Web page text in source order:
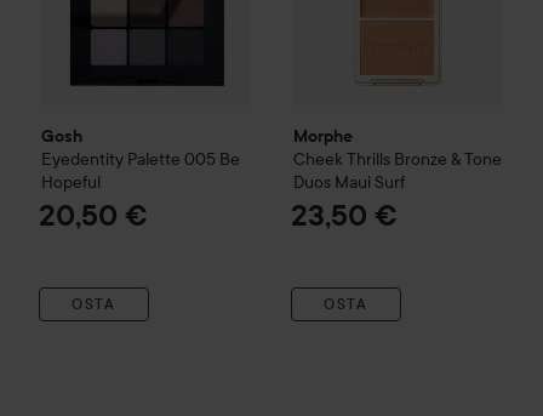
Gosh
Eyedentity Palette 005 Be
Hopeful
20,50 €
OSTA
Morphe
Cheek Thrills Bronze & Tone
Duos Maui Surf
23,50 €
OSTA